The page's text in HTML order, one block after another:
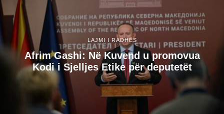
LAJMI I RADHËS
Afrim Gashi: Në Kuvend u promovua
Kodi i Sjelljes Etike për deputetët